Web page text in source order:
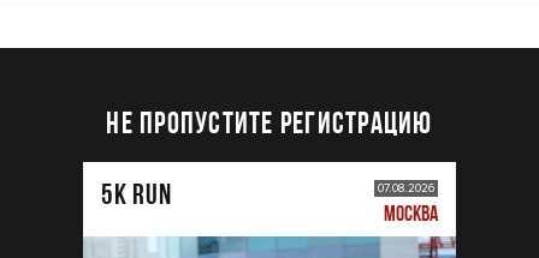
НЕ ПРОПУСТИТЕ РЕГИСТРАЦИЮ
5К RUN 07.08.2026
МОСКВА